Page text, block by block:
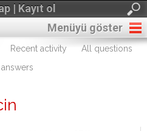
| Kayıt ol
Menüyü göster
Recent activity
All questions